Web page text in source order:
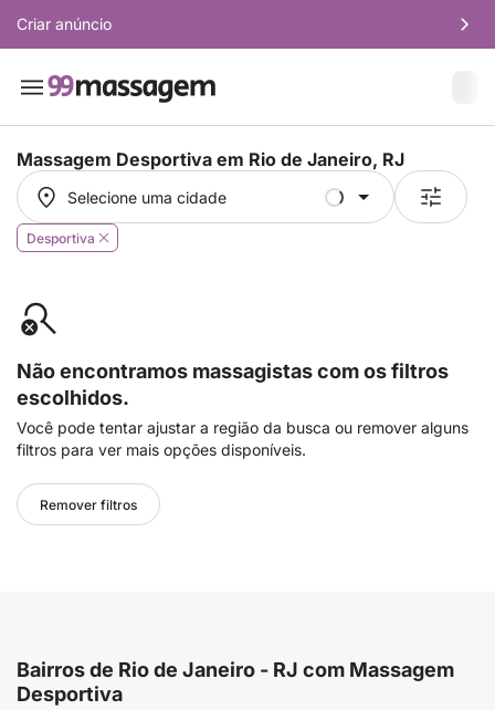
Criar anúncio
Massagem Desportiva em Rio de Janeiro, RJ
Selecione uma cidade
Selecione uma cidade
Desportiva
Não encontramos massagistas com os filtros
escolhidos.
Você pode tentar ajustar a região da busca ou remover alguns
filtros para ver mais opções disponíveis.
Remover filtros
Bairros de Rio de Janeiro - RJ com Massagem
Desportiva